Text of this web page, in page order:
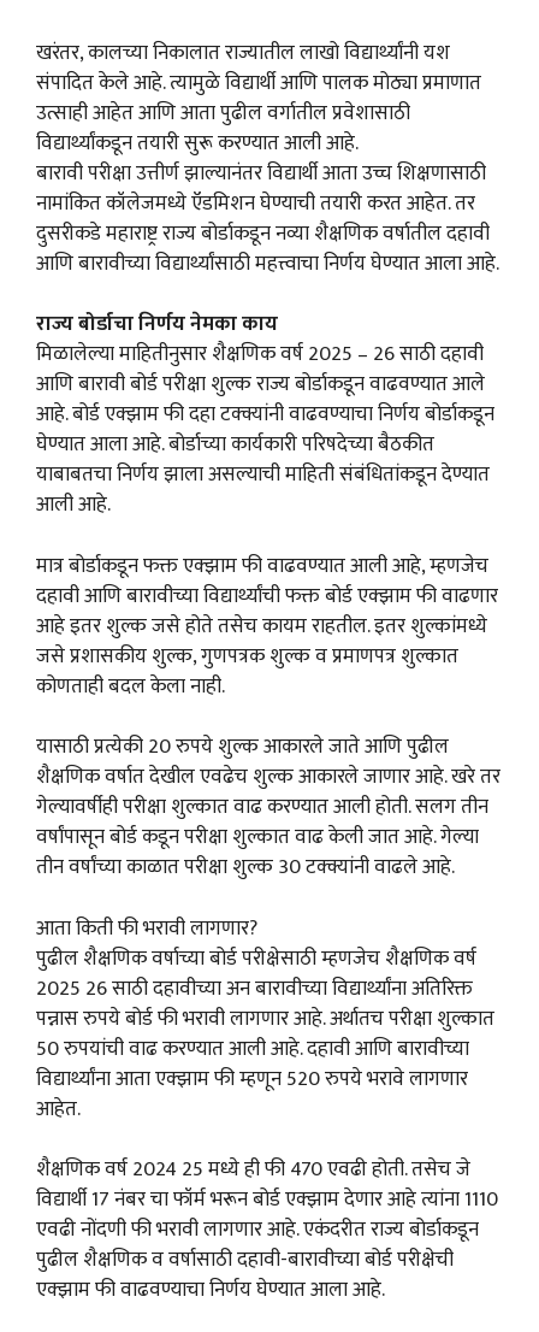
खरंतर, कालच्या निकालात राज्यातील लाखो विद्यार्थ्यांनी यश
संपादित केले आहे. त्यामुळे विद्यार्थी आणि पालक मोठ्या प्रमाणात
उत्साही आहेत आणि आता पुढील वर्गातील प्रवेशासाठी
विद्यार्थ्यांकडून तयारी सुरू करण्यात आली आहे.
बारावी परीक्षा उत्तीर्ण झाल्यानंतर विद्यार्थी आता उच्च शिक्षणासाठी
नामांकित कॉलेजमध्ये ऍडमिशन घेण्याची तयारी करत आहेत. तर
दुसरीकडे महाराष्ट्र राज्य बोर्डाकडून नव्या शैक्षणिक वर्षातील दहावी
आणि बारावीच्या विद्यार्थ्यांसाठी महत्त्वाचा निर्णय घेण्यात आला आहे.
राज्य बोर्डाचा निर्णय नेमका काय
मिळालेल्या माहितीनुसार शैक्षणिक वर्ष 2025 – 26 साठी दहावी
आणि बारावी बोर्ड परीक्षा शुल्क राज्य बोर्डाकडून वाढवण्यात आले
आहे. बोर्ड एक्झाम फी दहा टक्क्यांनी वाढवण्याचा निर्णय बोर्डाकडून
घेण्यात आला आहे. बोर्डाच्या कार्यकारी परिषदेच्या बैठकीत
याबाबतचा निर्णय झाला असल्याची माहिती संबंधितांकडून देण्यात
आली आहे.
मात्र बोर्डाकडून फक्त एक्झाम फी वाढवण्यात आली आहे, म्हणजेच
दहावी आणि बारावीच्या विद्यार्थ्यांची फक्त बोर्ड एक्झाम फी वाढणार
आहे इतर शुल्क जसे होते तसेच कायम राहतील. इतर शुल्कांमध्ये
जसे प्रशासकीय शुल्क, गुणपत्रक शुल्क व प्रमाणपत्र शुल्कात
कोणताही बदल केला नाही.
यासाठी प्रत्येकी 20 रुपये शुल्क आकारले जाते आणि पुढील
शैक्षणिक वर्षात देखील एवढेच शुल्क आकारले जाणार आहे. खरे तर
गेल्यावर्षीही परीक्षा शुल्कात वाढ करण्यात आली होती. सलग तीन
वर्षांपासून बोर्ड कडून परीक्षा शुल्कात वाढ केली जात आहे. गेल्या
तीन वर्षांच्या काळात परीक्षा शुल्क 30 टक्क्यांनी वाढले आहे.
आता किती फी भरावी लागणार?
पुढील शैक्षणिक वर्षाच्या बोर्ड परीक्षेसाठी म्हणजेच शैक्षणिक वर्ष
2025 26 साठी दहावीच्या अन बारावीच्या विद्यार्थ्यांना अतिरिक्त
पन्नास रुपये बोर्ड फी भरावी लागणार आहे. अर्थातच परीक्षा शुल्कात
50 रुपयांची वाढ करण्यात आली आहे. दहावी आणि बारावीच्या
विद्यार्थ्यांना आता एक्झाम फी म्हणून 520 रुपये भरावे लागणार
आहेत.
शैक्षणिक वर्ष 2024 25 मध्ये ही फी 470 एवढी होती. तसेच जे
विद्यार्थी 17 नंबर चा फॉर्म भरून बोर्ड एक्झाम देणार आहे त्यांना 1110
एवढी नोंदणी फी भरावी लागणार आहे. एकंदरीत राज्य बोर्डाकडून
पुढील शैक्षणिक व वर्षासाठी दहावी-बारावीच्या बोर्ड परीक्षेची
एक्झाम फी वाढवण्याचा निर्णय घेण्यात आला आहे.